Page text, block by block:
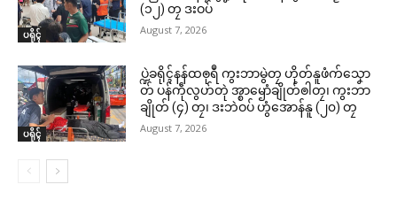
ပရိုၚ်
(၁၂) တၠ ဒးဝပ်
August 7, 2026
ပရိုၚ်
ပ္ဍဲခရိုၚ်နန်ထၜုရဳ ကွးဘာမွဲတၠ ဟိုတ်နူဖံက်သၞော
တ် ပန်ကဵုလွဟ်တုဲ အ္စာၝောံချိုတ်ၜါတၠ၊ ကွးဘာ
ချိုတ် (၄) တၠ၊ ဒးဘဲဝပ် ဟွံအောန်နူ (၂၀) တၠ
August 7, 2026